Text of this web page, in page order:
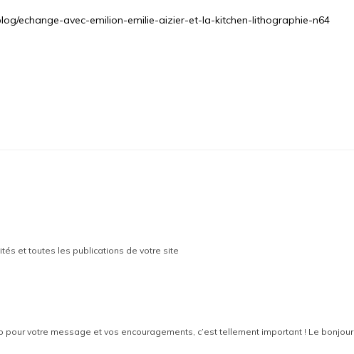
echange-avec-emilion-emilie-aizier-et-la-kitchen-lithographie-n64
et toutes les publications de votre site
pour votre message et vos encouragements, c’est tellement important ! Le bonjour